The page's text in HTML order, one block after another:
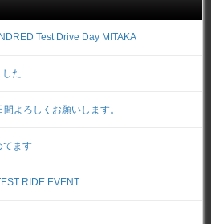
Test Drive Day MITAKA
た
よろしくお願いします。
てます
RIDE EVENT